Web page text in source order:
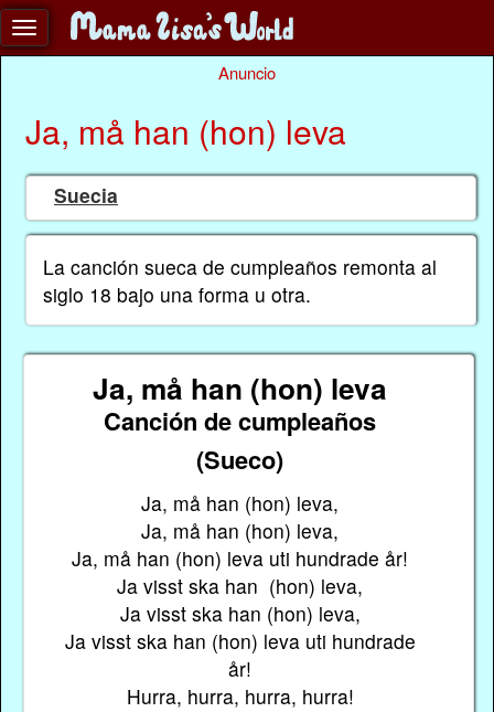
Anuncio
Ja, må han (hon) leva
Suecia
La canción sueca de cumpleaños remonta al
siglo 18 bajo una forma u otra.
Ja, må han (hon) leva
Canción de cumpleaños
(Sueco)
Ja, må han (hon) leva,
Ja, må han (hon) leva,
Ja, må han (hon) leva uti hundrade år!
Ja visst ska han (hon) leva,
Ja visst ska han (hon) leva,
Ja visst ska han (hon) leva uti hundrade
år!
Hurra, hurra, hurra, hurra!